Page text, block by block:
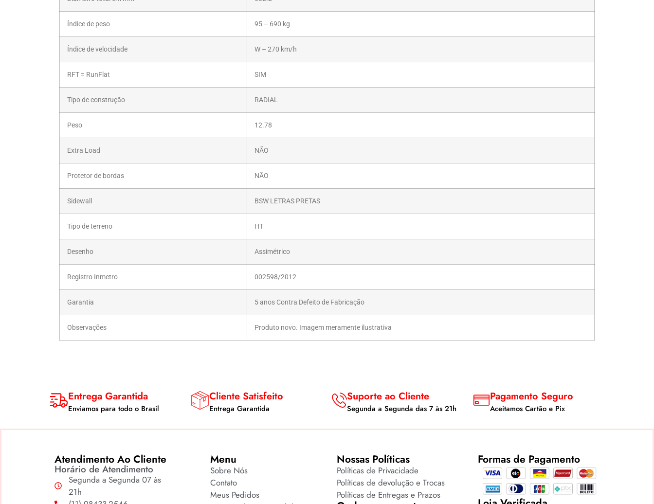
Índice de peso 95 – 690 kg
Índice de velocidade W – 270 km/h
RFT = RunFlat SIM
Tipo de construção RADIAL
Peso 12.78
Extra Load NÃO
Protetor de bordas NÃO
Sidewall BSW LETRAS PRETAS
Tipo de terreno HT
Desenho Assimétrico
Registro Inmetro 002598/2012
Garantia 5 anos Contra Defeito de Fabricação
Observações Produto novo. Imagem meramente ilustrativa
Entrega Garantida
Enviamos para todo o Brasil
Cliente Satisfeito
Entrega Garantida
Suporte ao Cliente
Segunda a Segunda das 7 às 21h
Pagamento Seguro
Aceitamos Cartão e Pix
Atendimento Ao Cliente
Horário de Atendimento
Segunda a Segunda 07 às
21h
Menu
Sobre Nós
Contato
Meus Pedidos
Nossas Políticas
Políticas de Privacidade
Políticas de devolução e Trocas
Políticas de Entregas e Prazos
Formas de Pagamento